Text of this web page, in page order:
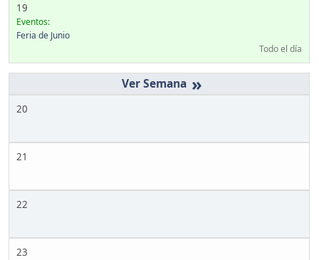
19
Eventos:
Feria de Junio
Todo el día
»
20
21
22
23